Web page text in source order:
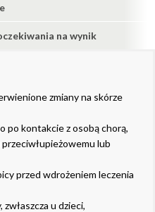
na wynik
zmiany na skórze
po kontakcie z osobą chorą,
lub
przed wdrożeniem leczenia
u dzieci,